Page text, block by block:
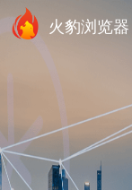
火豹浏览器